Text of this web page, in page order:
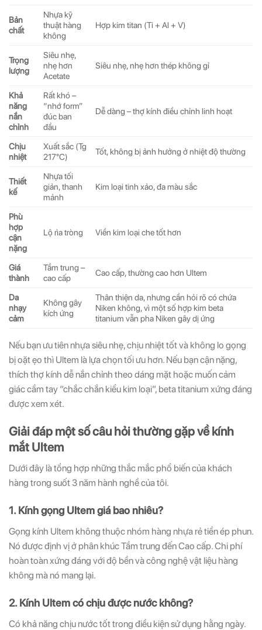
Bản
chất
Nhựa kỹ
thuật hàng
không
Hợp kim titan (Ti + Al + V)
Trọng
lượng
Siêu nhẹ,
nhẹ hơn
Acetate
Siêu nhẹ, nhẹ hơn thép không gỉ
Khả
năng
nắn
chỉnh
Rất khó –
“nhớ form”
đúc ban
đầu
Dễ dàng – thợ kính điều chỉnh linh hoạt
Chịu
nhiệt
Xuất sắc (Tg
217°C)
Tốt, không bị ảnh hưởng ở nhiệt độ thường
Thiết
kế
Nhựa tối
giản, thanh
mảnh
Kim loại tinh xảo, đa màu sắc
Phù
hợp
cận
nặng
Lộ rìa tròng Viền kim loại che tốt hơn
Giá
thành
Tầm trung –
cao cấp
Cao cấp, thường cao hơn Ultem
Da
nhạy
cảm
Không gây
kích ứng
Thân thiện da, nhưng cần hỏi rõ có chứa
Niken không, vì một số hợp kim beta
titanium vẫn pha Niken gây dị ứng
Nếu bạn ưu tiên nhựa siêu nhẹ, chịu nhiệt tốt và không lo gọng
bị oặt ẹo thì Ultem là lựa chọn tối ưu hơn. Nếu bạn cận nặng,
thích thợ kính dễ nắn chỉnh theo dáng mặt hoặc muốn cảm
giác cầm tay “chắc chắn kiểu kim loại”, beta titanium xứng đáng
được xem xét.
Giải đáp một số câu hỏi thường gặp về kính
mắt Ultem
Dưới đây là tổng hợp những thắc mắc phổ biến của khách
hàng trong suốt 3 năm hành nghề của tôi.
1. Kính gọng Ultem giá bao nhiêu?
Gọng kính Ultem không thuộc nhóm hàng nhựa rẻ tiền ép phun.
Nó được định vị ở phân khúc Tầm trung đến Cao cấp. Chi phí
hoàn toàn xứng đáng với độ bền và công nghệ vật liệu hàng
không mà nó mang lại.
2. Kính Ultem có chịu được nước không?
Có khả năng chịu nước tốt trong điều kiện sử dụng hằng ngày.